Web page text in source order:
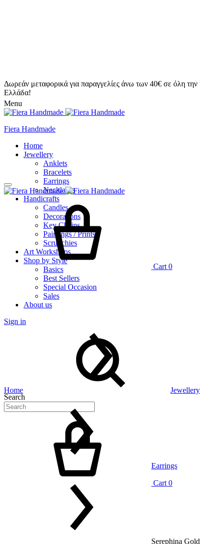
Δωρεάν μεταφορικά για παραγγελίες άνω των 40€ σε όλη την
Ελλάδα!
Menu
Fiera Handmade
Home
Jewellery
Anklets
Bracelets
Earrings
Necklaces
Handicrafts
Candles
Decorations
Key Chains
Paintings / Prints
Scrunchies
Art Workshops
Shop by Style
Basics
Best Sellers
Special Occasion
Sales
About us
Sign in
Search
Cart 0
Cart 0
Home Jewellery
Earrings
Serephina Gold